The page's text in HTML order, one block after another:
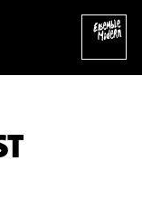
(2019 / 2025)